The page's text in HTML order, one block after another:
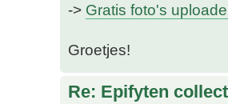
-> Gratis foto's
Groetjes!
Re: Epifyten